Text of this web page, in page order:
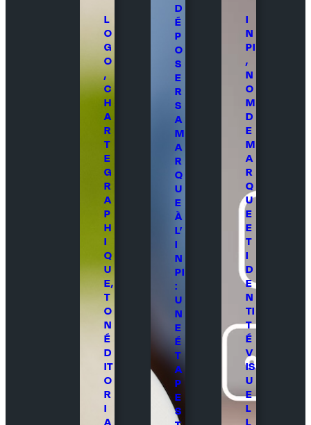
L
O
G
O
,
C
H
A
R
T
E
G
R
A
P
H
I
Q
U
E,
T
O
N
É
D
IT
O
R
I
A
D
É
P
O
S
E
R
S
A
M
A
R
Q
U
E
À
L’
I
N
PI
:
U
N
E
É
T
A
P
E
S
I
N
PI
,
N
O
M
D
E
M
A
R
Q
U
E
E
T
I
D
E
N
TI
T
É
V
IS
U
E
L
L